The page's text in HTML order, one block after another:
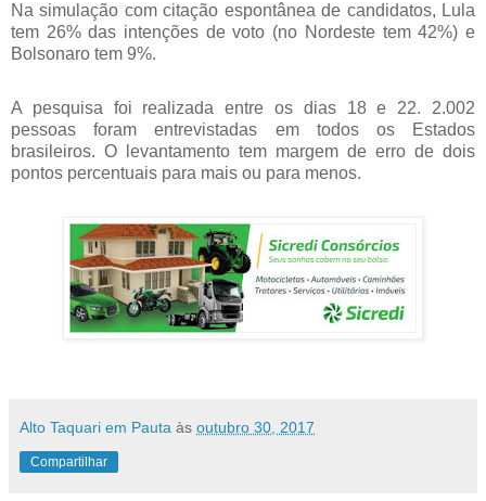
Na simulação com citação espontânea de candidatos, Lula
tem 26% das intenções de voto (no Nordeste tem 42%) e
Bolsonaro tem 9%.
A pesquisa foi realizada entre os dias 18 e 22. 2.002
pessoas foram entrevistadas em todos os Estados
brasileiros. O levantamento tem margem de erro de dois
pontos percentuais para mais ou para menos.
Alto Taquari em Pauta às outubro 30, 2017
Compartilhar